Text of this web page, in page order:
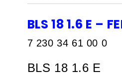
BLS 18 1.6 E
7 230 34 61 00 0
BLS 18 1.6 E